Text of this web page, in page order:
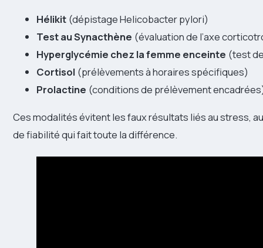
Hélikit (dépistage Helicobacter pylori)
Test au Synacthène (évaluation de l’axe
Hyperglycémie chez la femme enceinte (test
Cortisol (prélèvements à horaires spécifiques)
Prolactine (conditions de prélèvement
Ces modalités évitent les faux résultats liés au stress,
de fiabilité qui fait toute la différence.